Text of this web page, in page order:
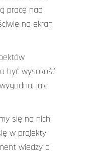
pracę nad
na ekran
być wysokość
jak
się na nich
w projekty
wiedzy o